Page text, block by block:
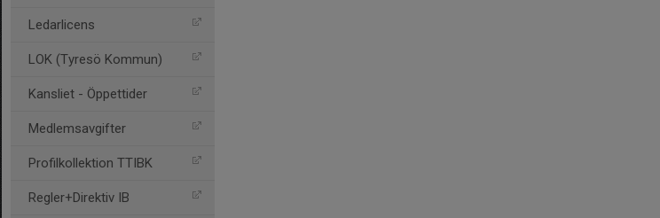
Ledarlicens
LOK (Tyresö Kommun)
Kansliet - Öppettider
Medlemsavgifter
Profilkollektion TTIBK
Regler+Direktiv IB